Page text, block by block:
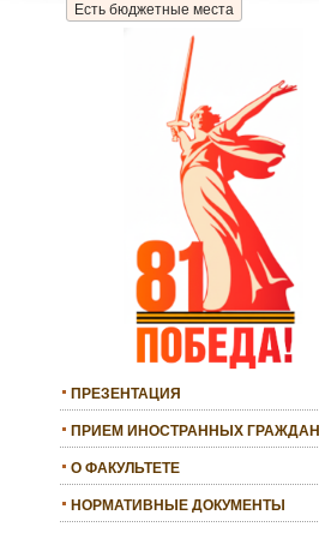
Есть бюджетные места
ПРЕЗЕНТАЦИЯ
ПРИЕМ ИНОСТРАННЫХ ГРАЖДАН
О ФАКУЛЬТЕТЕ
НОРМАТИВНЫЕ ДОКУМЕНТЫ